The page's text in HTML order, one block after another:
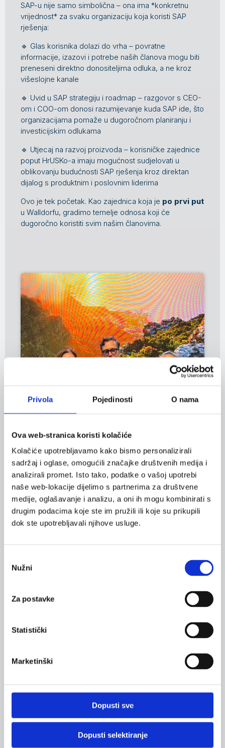
Privola Pojedinosti O nama
Ova web-stranica koristi kolačiće
Kolačiće upotrebljavamo kako bismo personalizirali
sadržaj i oglase, omogućili značajke društvenih medija i
analizirali promet. Isto tako, podatke o vašoj upotrebi
naše web-lokacije dijelimo s partnerima za društvene
medije, oglašavanje i analizu, a oni ih mogu kombinirati s
drugim podacima koje ste im pružili ili koje su prikupili
dok ste upotrebljavali njihove usluge.
pristanka
Nužni
Za postavke
Statistički
Marketinški
Dopusti sve
Dopusti selektiranje
SAP-u nije samo simbolična – ona ima *konkretnu
vrijednost* za svaku organizaciju koja koristi SAP
rješenja:
🔹 Glas korisnika dolazi do vrha – povratne
informacije, izazovi i potrebe naših članova mogu biti
preneseni direktno donositeljima odluka, a ne kroz
višeslojne kanale
🔹 Uvid u SAP strategiju i roadmap – razgovor s CEO-
om i COO-om donosi razumijevanje kuda SAP ide, što
organizacijama pomaže u dugoročnom planiranju i
investicijskim odlukama
🔹 Utjecaj na razvoj proizvoda – korisničke zajednice
poput HrUSKo-a imaju mogućnost sudjelovati u
oblikovanju budućnosti SAP rješenja kroz direktan
dijalog s produktnim i poslovnim liderima
Ovo je tek početak. Kao zajednica koja je po prvi put
u Walldorfu, gradimo temelje odnosa koji će
dugoročno koristiti svim našim članovima.